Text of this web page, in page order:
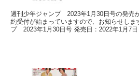
週刊少年ジャンプ 2023年1月30日号の発売
約受付が始まっていますので、お知らせしま
プ 2023年1月30日号 発売日：2022年1月7日